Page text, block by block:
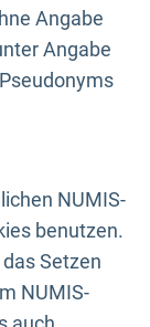
Angabe
Angabe
NUMIS-
benutzen.
Setzen
NUMIS-